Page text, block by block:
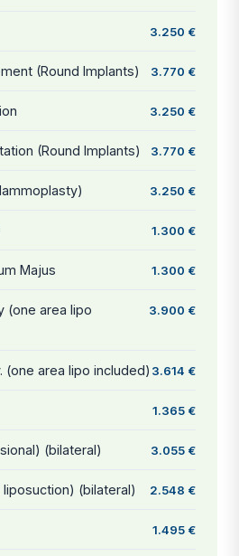
3.250 €
(Round Implants) 3.770 €
3.250 €
(Round Implants) 3.770 €
3.250 €
1.300 €
Majus 1.300 €
(one area lipo
3.900 €
(one area lipo included) 3.614 €
1.365 €
(bilateral) 3.055 €
(bilateral) 2.548 €
1.495 €